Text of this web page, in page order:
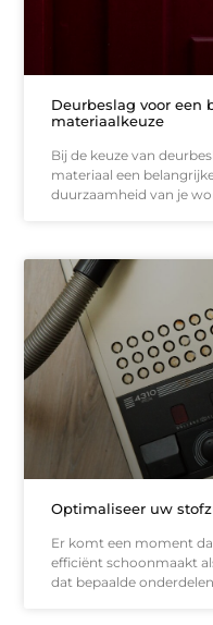
Deurbeslag voor een
materiaalkeuze
Bij de keuze van
materiaal een
duurzaamheid van je
Optimaliseer uw
Er komt een moment
efficiënt schoonmaakt
dat bepaalde